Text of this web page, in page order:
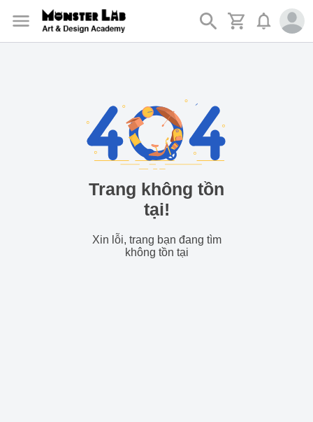
Trang không tồn
tại!
Xin lỗi, trang bạn đang tìm
không tồn tại